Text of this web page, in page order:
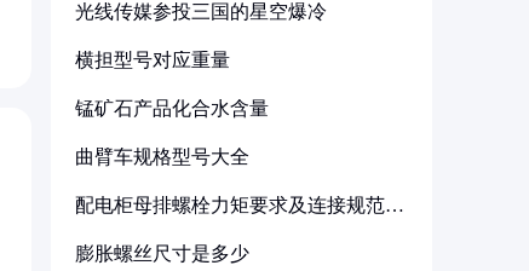
光线传媒参投三国的星空爆冷
横担型号对应重量
锰矿石产品化合水含量
曲臂车规格型号大全
配电柜母排螺栓力矩要求及连接规范详
膨胀螺丝尺寸是多少